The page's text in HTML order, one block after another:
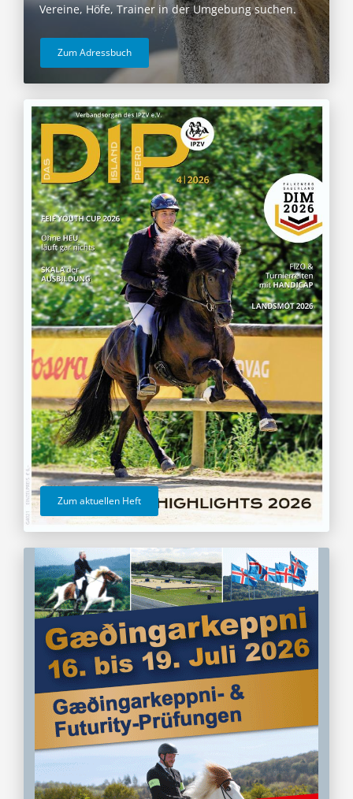
Vereine, Höfe, Trainer in der Umgebung suchen.
Zum Adressbuch
Zum aktuellen Heft